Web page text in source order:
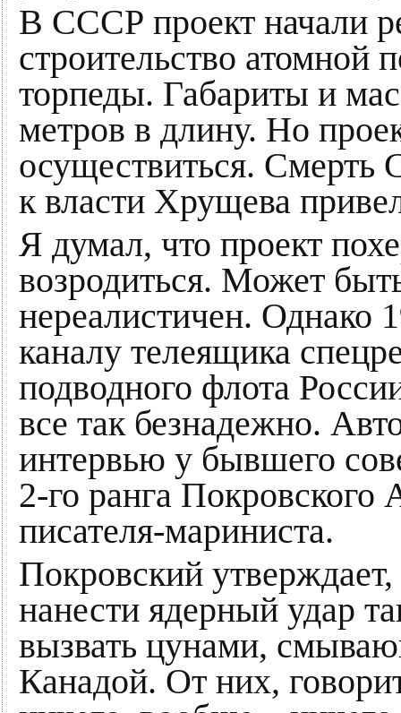
В СССР проект начали
строительство атомной
торпеды. Габариты и
метров в длину. Но
осуществиться. Смерть
к власти Хрущева
Я думал, что проект
возродиться. Может
нереалистичен. Однако
каналу телеящика
подводного флота
все так безнадежно.
интервью у бывшего
2-го ранга
писателя-мариниста.
Покровский
нанести ядерный удар
вызвать цунами,
Канадой. От них,